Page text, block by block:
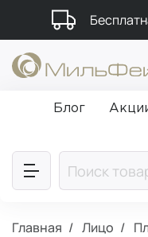
Подарки
Блог
Главная Лицо